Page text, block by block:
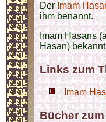
DerImam
ihm benannt.
Imam Hasans
Hasan)
Links zum
Imam
Bücher